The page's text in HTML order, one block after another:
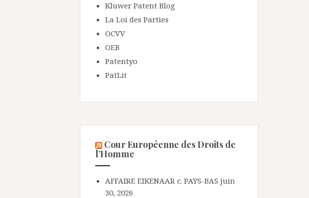
Kluwer Patent Blog
La Loi des Parties
OCVV
OEB
Patentyo
PatLit
Cour Européenne des Droits de
l’Homme
AFFAIRE EIKENAAR c. PAYS-BAS juin
30, 2026